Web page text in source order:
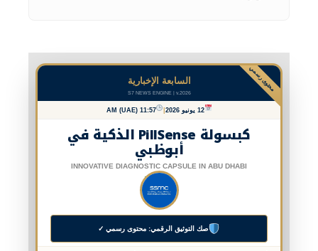
محتوى رسمي السابعة الإخبارية
S7 NEWS ENGINE | v.2026
12 يونيو 2026 11:57 AM (UAE)
كبسولة PillSense الذكية في
أبوظبي
INNOVATIVE DIAGNOSTIC CAPSULE IN ABU DHABI
صك التوثيق الرقمي: محتوى رسمي ✓